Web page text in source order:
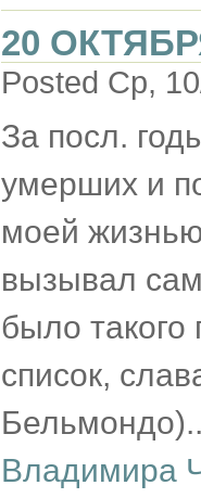
20
Posted Ср,
За посл.
умерших и
моей
вызывал
было такого
список,
Владимира